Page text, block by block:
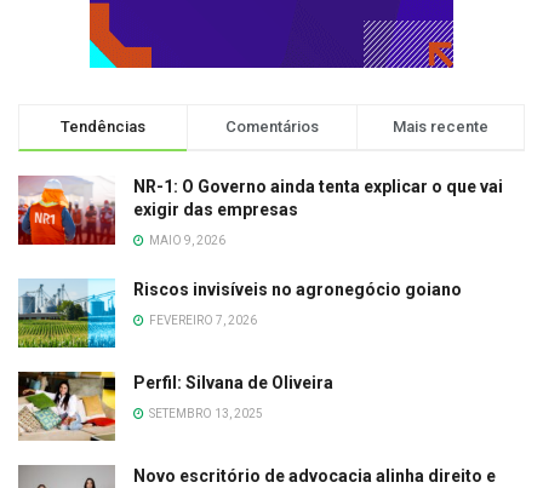
Tendências Comentários Mais recente
NR-1: O Governo ainda tenta explicar o que vai
exigir das empresas
MAIO 9, 2026
Riscos invisíveis no agronegócio goiano
FEVEREIRO 7, 2026
Perfil: Silvana de Oliveira
SETEMBRO 13, 2025
Novo escritório de advocacia alinha direito e